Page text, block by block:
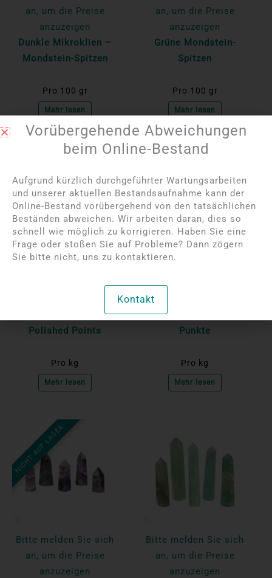
an, um die Preise
anzuzeigen
Dunkle Mikroklien –
Mondstein-Spitzen
Pro 100 gr
Mehr lesen
an, um die Preise
anzuzeigen
Grüne Mondstein-
Spitzen
Pro 100 gr
Mehr lesen
an, um die Preise
Polished Points
Pro kg
Mehr lesen
an, um die Preise
Rhodonit Raue polierte
Punkte
Pro kg
Mehr lesen
NICHT AUF LAGER
Bitte melden Sie sich
an, um die Preise
anzuzeigen
Bitte melden Sie sich
an, um die Preise
anzuzeigen
Vorübergehende Abweichungen
beim Online-Bestand
Aufgrund kürzlich durchgeführter Wartungsarbeiten
und unserer aktuellen Bestandsaufnahme kann der
Online-Bestand vorübergehend von den tatsächlichen
Beständen abweichen. Wir arbeiten daran, dies so
schnell wie möglich zu korrigieren. Haben Sie eine
Frage oder stoßen Sie auf Probleme? Dann zögern
Sie bitte nicht, uns zu kontaktieren.
Kontakt